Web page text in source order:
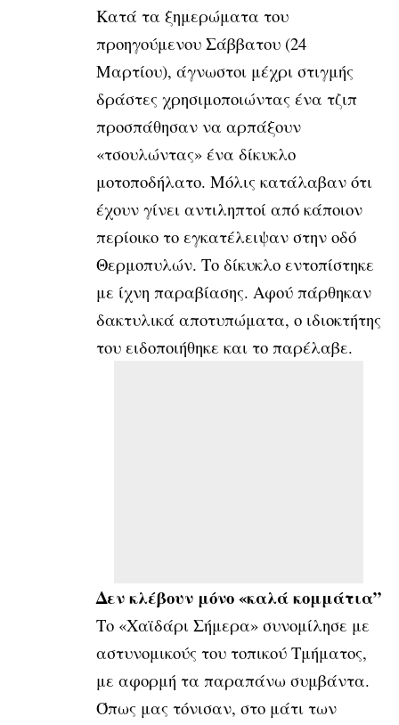
Κατά τα ξημερώματα του
προηγούμενου Σάββατου (24
Μαρτίου), άγνωστοι μέχρι στιγμής
δράστες χρησιμοποιώντας ένα τζιπ
προσπάθησαν να αρπάξουν
«τσουλώντας» ένα δίκυκλο
μοτοποδήλατο. Μόλις κατάλαβαν ότι
έχουν γίνει αντιληπτοί από κάποιον
περίοικο το εγκατέλειψαν στην οδό
Θερμοπυλών. Το δίκυκλο εντοπίστηκε
με ίχνη παραβίασης. Αφού πάρθηκαν
δακτυλικά αποτυπώματα, ο ιδιοκτήτης
του ειδοποιήθηκε και το παρέλαβε.
Δεν κλέβουν μόνο «καλά κομμάτια”
Το «Χαϊδάρι Σήμερα» συνομίλησε με
αστυνομικούς του τοπικού Τμήματος,
με αφορμή τα παραπάνω συμβάντα.
Όπως μας τόνισαν, στο μάτι των